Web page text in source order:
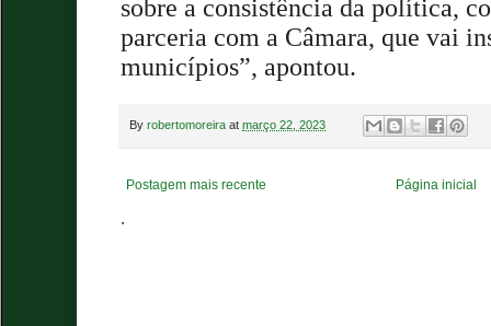
sobre a consistência da política,
parceria com a Câmara, que vai
municípios”, apontou.
By robertomoreira at março 22, 2023
Postagem mais recente Página inicial
.